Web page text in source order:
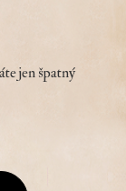
jen špatný